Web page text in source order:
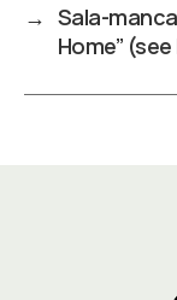
→ Sala-
Home”